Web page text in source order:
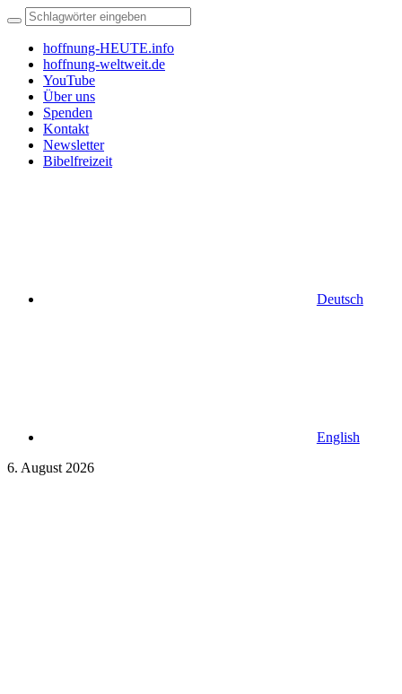
hoffnung-HEUTE.info
hoffnung-weltweit.de
YouTube
Über uns
Spenden
Kontakt
Newsletter
Bibelfreizeit
Deutsch
English
6. August 2026